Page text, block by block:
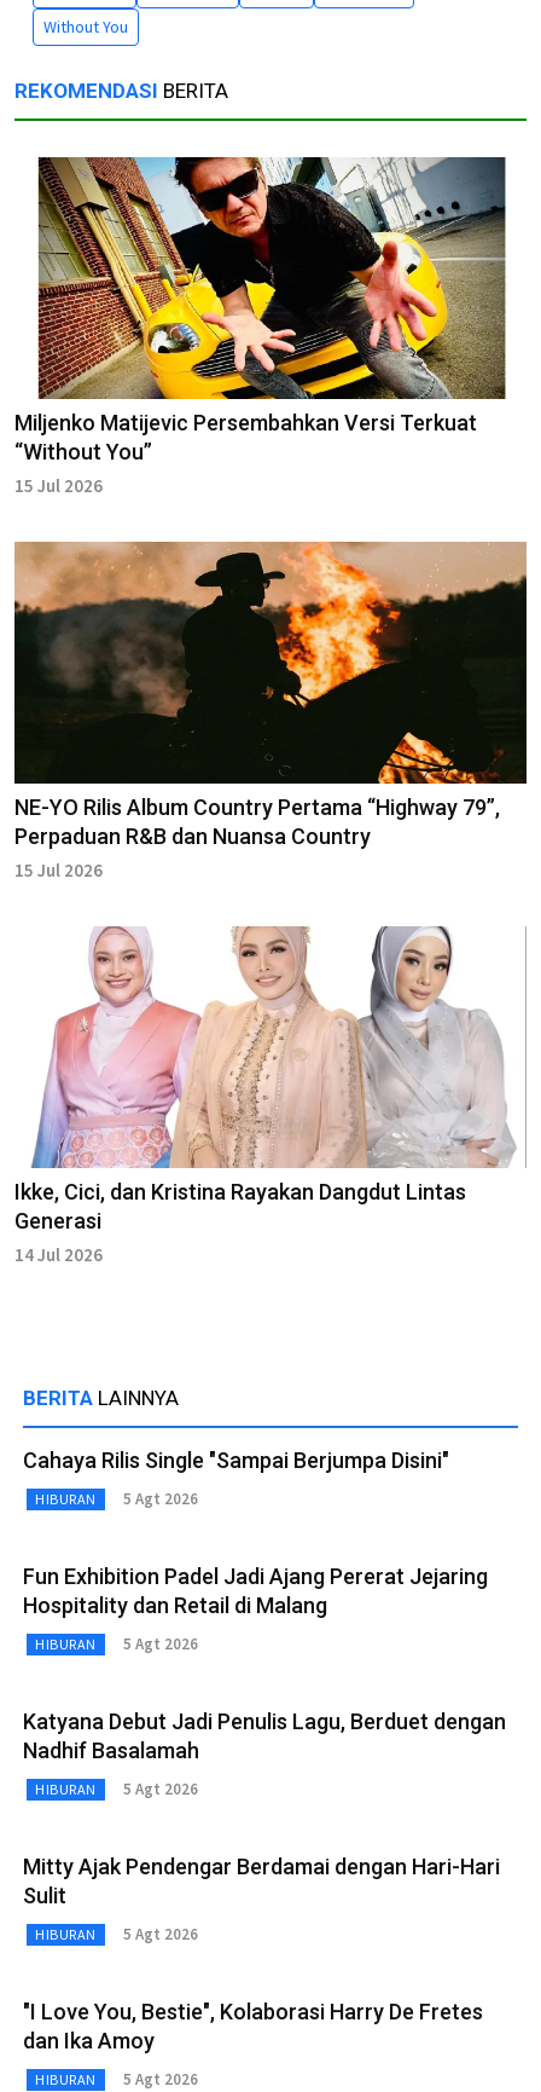
Without You
REKOMENDASI BERITA
Miljenko Matijevic Persembahkan Versi Terkuat
“Without You”
15 Jul 2026
NE-YO Rilis Album Country Pertama “Highway 79”,
Perpaduan R&B dan Nuansa Country
15 Jul 2026
Ikke, Cici, dan Kristina Rayakan Dangdut Lintas
Generasi
14 Jul 2026
BERITA LAINNYA
Cahaya Rilis Single "Sampai Berjumpa Disini"
HIBURAN 5 Agt 2026
Fun Exhibition Padel Jadi Ajang Pererat Jejaring
Hospitality dan Retail di Malang
HIBURAN 5 Agt 2026
Katyana Debut Jadi Penulis Lagu, Berduet dengan
Nadhif Basalamah
HIBURAN 5 Agt 2026
Mitty Ajak Pendengar Berdamai dengan Hari-Hari
Sulit
HIBURAN 5 Agt 2026
"I Love You, Bestie", Kolaborasi Harry De Fretes
dan Ika Amoy
HIBURAN 5 Agt 2026